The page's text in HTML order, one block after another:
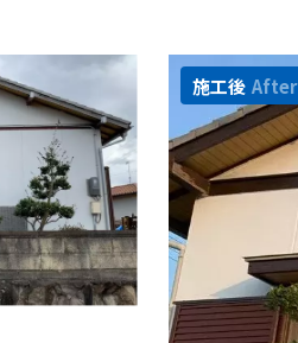
施工後 After